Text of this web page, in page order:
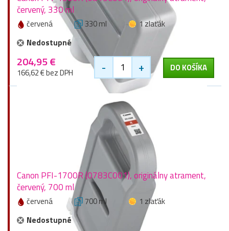
červený, 330 ml
červená 330 ml
1 zlaťák
Nedostupné
204,95 €
166,62 € bez DPH - + DO KOŠÍKA
Canon PFI-1700R (0783C001), originálny atrament,
červený, 700 ml
červená 700 ml
1 zlaťák
Nedostupné